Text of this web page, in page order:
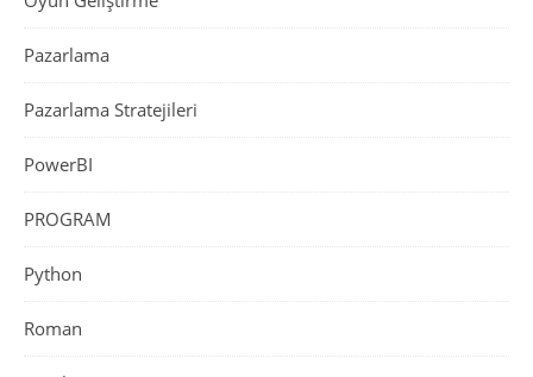
Pazarlama
Pazarlama Stratejileri
PowerBI
PROGRAM
Python
Roman